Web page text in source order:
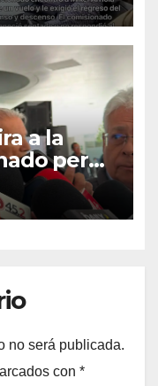
a la
pero
Morena
no será publicada.
con *